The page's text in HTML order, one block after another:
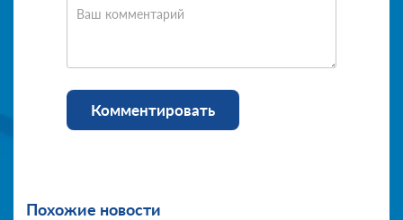
Ваш комментарий
Комментировать
Похожие новости